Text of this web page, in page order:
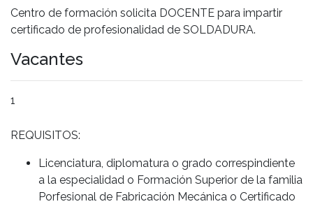
Centro de formación solicita DOCENTE para impartir
certificado de profesionalidad de SOLDADURA.
Vacantes
1
REQUISITOS:
Licenciatura, diplomatura o grado correspindiente
a la especialidad o Formación Superior de la familia
Porfesional de Fabricación Mecánica o Certificado